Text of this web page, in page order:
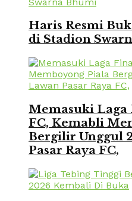
Haris Resmi
di Stadion
Memasuki Laga
FC, Kemabli
Bergilir Unggul
Pasar Raya FC,